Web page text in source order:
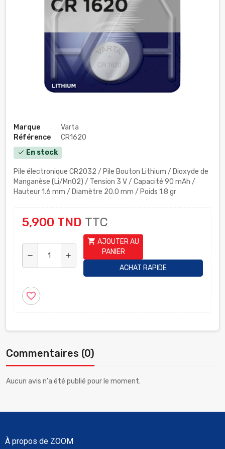
Marque
Varta
Référence
CR1620
check En stock
Pile électronique CR2032 / Pile Bouton Lithium / Dioxyde de
Manganèse (Li/MnO2) / Tension 3 V/ Capacité 90 mAh /
Hauteur 1.6 mm / Diamètre 20.0 mm / Poids 1.8 gr
5,900 TND TTC
remove add
shopping_cart AJOUTER AU
PANIER
ACHAT RAPIDE
favorite_border
Commentaires (0)
Aucun avis n'a été publié pour le moment.
À propos de ZOOM